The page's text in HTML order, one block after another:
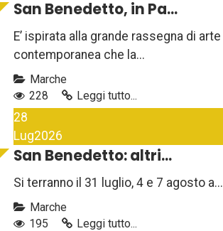
San Benedetto, in Pa...
E’ ispirata alla grande rassegna di arte
contemporanea che la...
Marche
228
Leggi tutto...
28
Lug2026
San Benedetto: altri...
Si terranno il 31 luglio, 4 e 7 agosto a...
Marche
195
Leggi tutto...